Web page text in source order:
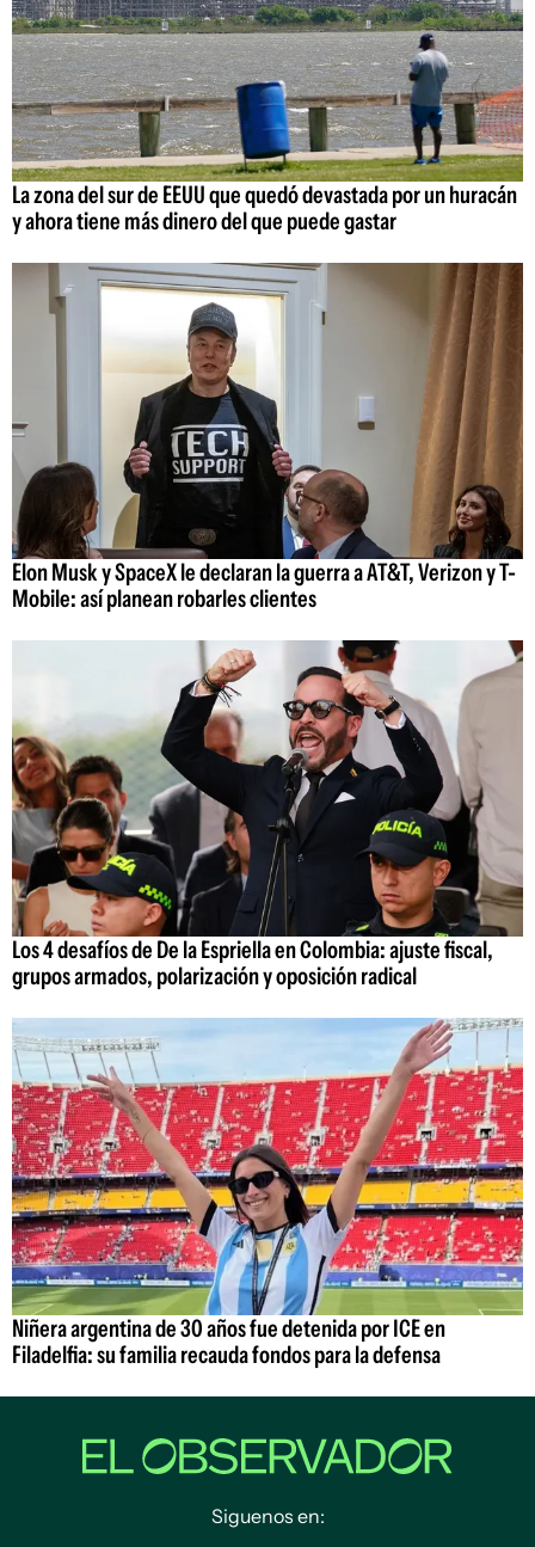
La zona del sur de EEUU que quedó devastada por un huracán
y ahora tiene más dinero del que puede gastar
Elon Musk y SpaceX le declaran la guerra a AT&T, Verizon y T-
Mobile: así planean robarles clientes
Los 4 desafíos de De la Espriella en Colombia: ajuste fiscal,
grupos armados, polarización y oposición radical
Niñera argentina de 30 años fue detenida por ICE en
Filadelfia: su familia recauda fondos para la defensa
Siguenos en: